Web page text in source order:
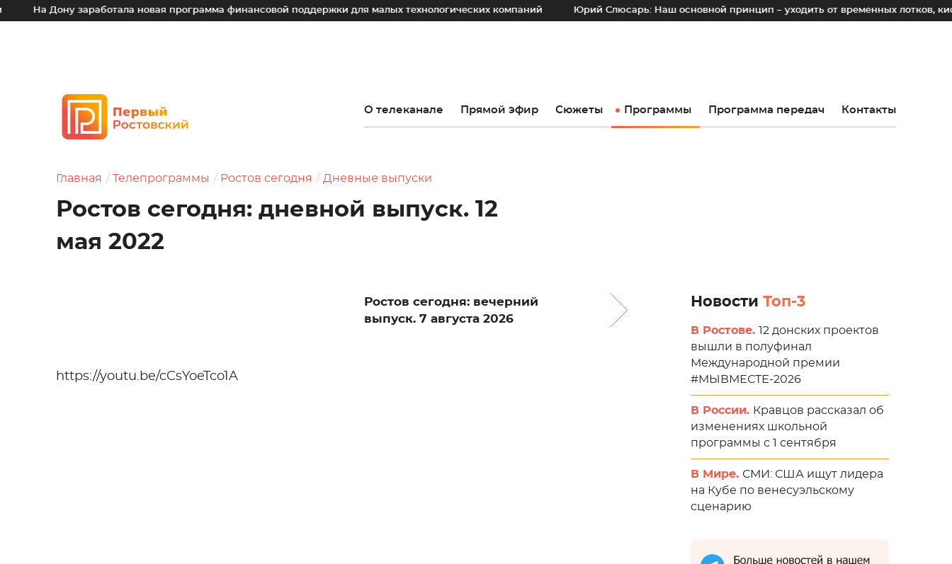
заработала новая программа финансовой поддержки для малых технологических компаний Юрий Слюсарь: Наш основной принцип – уходить от временных лотков, киосков и
О телеканале Прямой эфир Сюжеты Программы Программа передач Контакты
Главная Телепрограммы Ростов сегодня Дневные выпуски
Ростов сегодня: дневной выпуск. 12
мая 2022
Ростов сегодня: вечерний
выпуск. 7 августа 2026
https://youtu.be/cCsYoeTco1A
Новости Топ-3
В Ростове. 12 донских проектов
вышли в полуфинал
Международной премии
#МЫВМЕСТЕ-2026
В России. Кравцов рассказал об
изменениях школьной
программы с 1 сентября
В Мире. СМИ: США ищут лидера
на Кубе по венесуэльскому
сценарию